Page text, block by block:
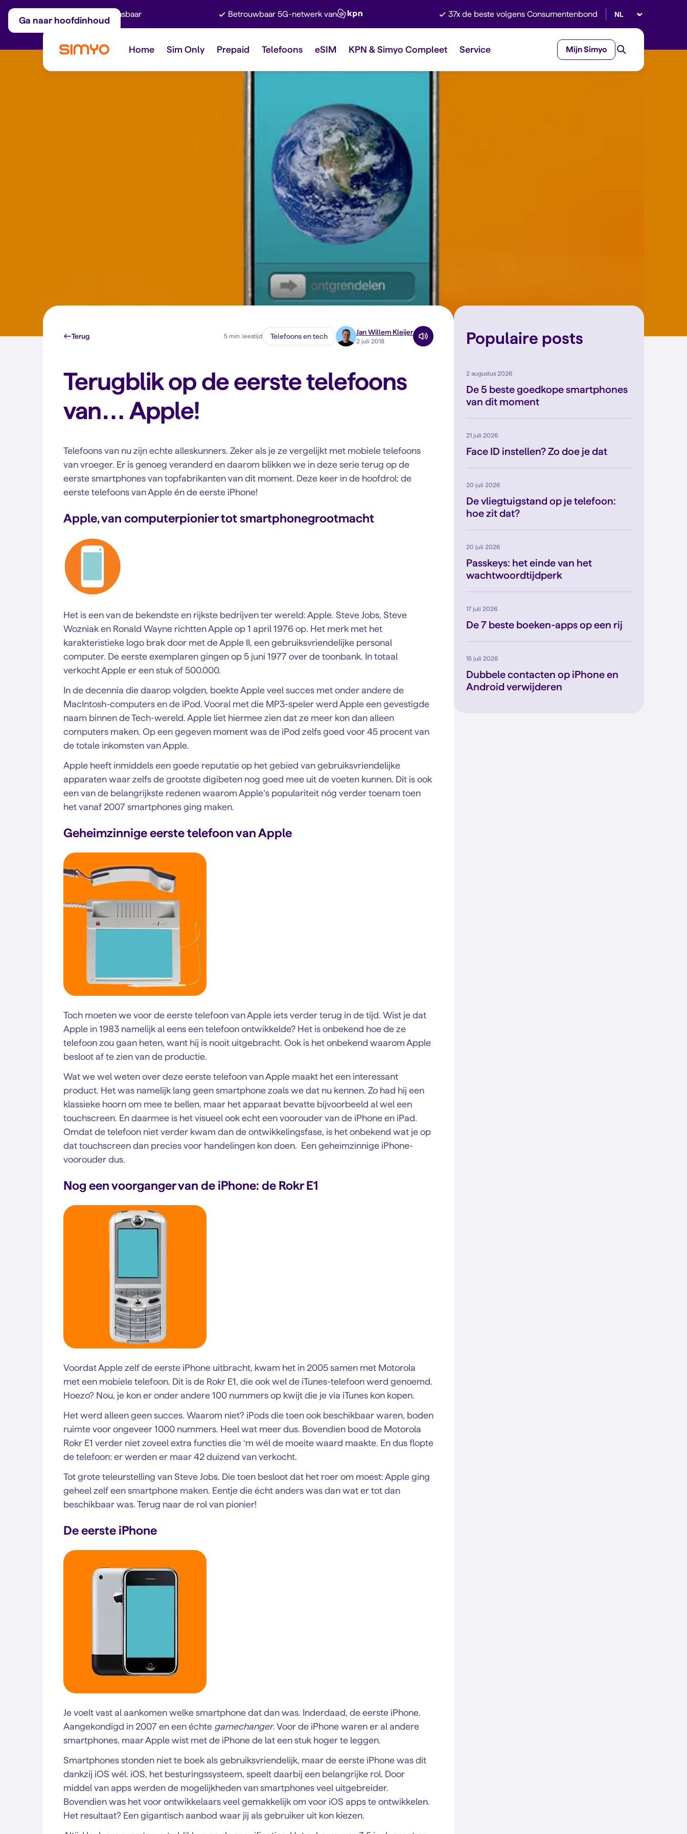
Ga naar hoofdinhoud
Maandelijks aanpasbaar Betrouwbaar 5G-netwerk van 37x de beste volgens Consumentenbond Selecteer taal
Home Sim Only Prepaid Telefoons eSIM KPN & Simyo Compleet Service Mijn Simyo
Terug 5 min. leestijd Telefoons en tech Jan Willem Kleijer
2 juli 2018
Terugblik op de eerste telefoons
van… Apple!
Telefoons van nu zijn echte alleskunners. Zeker als je ze vergelijkt met mobiele telefoons
van vroeger. Er is genoeg veranderd en daarom blikken we in deze serie terug op de
eerste smartphones van topfabrikanten van dit moment. Deze keer in de hoofdrol: de
eerste telefoons van Apple én de eerste iPhone!
Apple, van computerpionier tot smartphonegrootmacht
Het is een van de bekendste en rijkste bedrijven ter wereld: Apple. Steve Jobs, Steve
Wozniak en Ronald Wayne richtten Apple op 1 april 1976 op. Het merk met het
karakteristieke logo brak door met de Apple II, een gebruiksvriendelijke personal
computer. De eerste exemplaren gingen op 5 juni 1977 over de toonbank. In totaal
verkocht Apple er een stuk of 500.000.
In de decennia die daarop volgden, boekte Apple veel succes met onder andere de
MacIntosh-computers en de iPod. Vooral met die MP3-speler werd Apple een gevestigde
naam binnen de Tech-wereld. Apple liet hiermee zien dat ze meer kon dan alleen
computers maken. Op een gegeven moment was de iPod zelfs goed voor 45 procent van
de totale inkomsten van Apple.
Apple heeft inmiddels een goede reputatie op het gebied van gebruiksvriendelijke
apparaten waar zelfs de grootste digibeten nog goed mee uit de voeten kunnen. Dit is ook
een van de belangrijkste redenen waarom Apple’s populariteit nóg verder toenam toen
het vanaf 2007 smartphones ging maken.
Geheimzinnige eerste telefoon van Apple
Toch moeten we voor de eerste telefoon van Apple iets verder terug in de tijd. Wist je dat
Apple in 1983 namelijk al eens een telefoon ontwikkelde? Het is onbekend hoe de ze
telefoon zou gaan heten, want hij is nooit uitgebracht. Ook is het onbekend waarom Apple
besloot af te zien van de productie.
Wat we wel weten over deze eerste telefoon van Apple maakt het een interessant
product. Het was namelijk lang geen smartphone zoals we dat nu kennen. Zo had hij een
klassieke hoorn om mee te bellen, maar het apparaat bevatte bijvoorbeeld al wel een
touchscreen. En daarmee is het visueel ook echt een voorouder van de iPhone en iPad.
Omdat de telefoon niet verder kwam dan de ontwikkelingsfase, is het onbekend wat je op
dat touchscreen dan precies voor handelingen kon doen. Een geheimzinnige iPhone-
voorouder dus.
Nog een voorganger van de iPhone: de Rokr E1
Voordat Apple zelf de eerste iPhone uitbracht, kwam het in 2005 samen met Motorola
met een mobiele telefoon. Dit is de Rokr E1, die ook wel de iTunes-telefoon werd genoemd.
Hoezo? Nou, je kon er onder andere 100 nummers op kwijt die je via iTunes kon kopen.
Het werd alleen geen succes. Waarom niet? iPods die toen ook beschikbaar waren, boden
ruimte voor ongeveer 1000 nummers. Heel wat meer dus. Bovendien bood de Motorola
Rokr E1 verder niet zoveel extra functies die ‘m wél de moeite waard maakte. En dus flopte
de telefoon: er werden er maar 42 duizend van verkocht.
Tot grote teleurstelling van Steve Jobs. Die toen besloot dat het roer om moest: Apple ging
geheel zelf een smartphone maken. Eentje die écht anders was dan wat er tot dan
beschikbaar was. Terug naar de rol van pionier!
De eerste iPhone
Je voelt vast al aankomen welke smartphone dat dan was. Inderdaad, de eerste iPhone.
Aangekondigd in 2007 en een échte gamechanger. Voor de iPhone waren er al andere
smartphones, maar Apple wist met de iPhone de lat een stuk hoger te leggen.
Smartphones stonden niet te boek als gebruiksvriendelijk, maar de eerste iPhone was dit
dankzij iOS wél. iOS, het besturingssysteem, speelt daarbij een belangrijke rol. Door
middel van apps werden de mogelijkheden van smartphones veel uitgebreider.
Bovendien was het voor ontwikkelaars veel gemakkelijk om voor iOS apps te ontwikkelen.
Het resultaat? Een gigantisch aanbod waar jij als gebruiker uit kon kiezen.
Populaire posts
2 augustus 2026
De 5 beste goedkope smartphones
van dit moment
21 juli 2026
Face ID instellen? Zo doe je dat
20 juli 2026
De vliegtuigstand op je telefoon:
hoe zit dat?
20 juli 2026
Passkeys: het einde van het
wachtwoordtijdperk
17 juli 2026
De 7 beste boeken-apps op een rij
15 juli 2026
Dubbele contacten op iPhone en
Android verwijderen